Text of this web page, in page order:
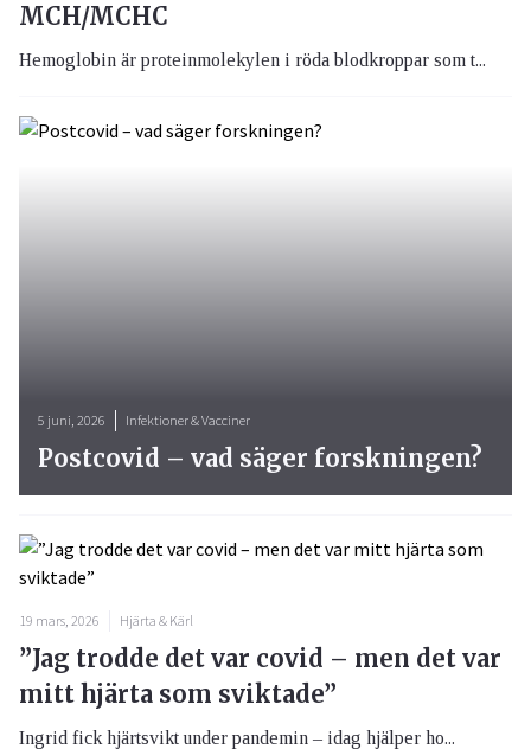
MCH/MCHC
Hemoglobin är proteinmolekylen i röda blodkroppar som t...
5 juni, 2026 Infektioner & Vacciner
Postcovid – vad säger forskningen?
19 mars, 2026 Hjärta & Kärl
”Jag trodde det var covid – men det var
mitt hjärta som sviktade”
Ingrid fick hjärtsvikt under pandemin – idag hjälper ho...